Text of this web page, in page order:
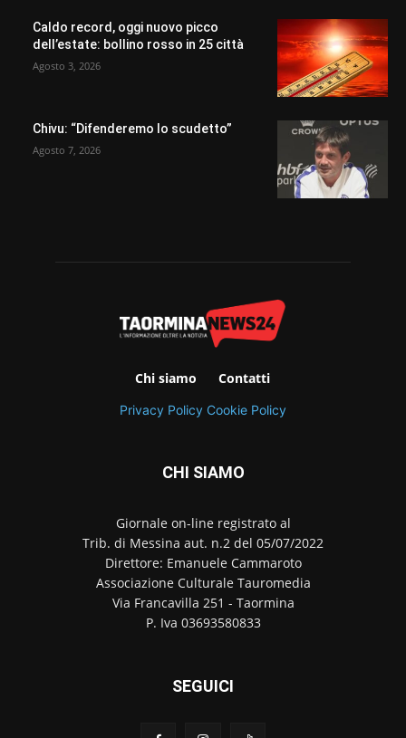
Caldo record, oggi nuovo picco
dell’estate: bollino rosso in 25 città
Agosto 3, 2026
Chivu: “Difenderemo lo scudetto”
Agosto 7, 2026
Chi siamo Contatti
Privacy Policy Cookie Policy
CHI SIAMO
Giornale on-line registrato al
Trib. di Messina aut. n.2 del 05/07/2022
Direttore: Emanuele Cammaroto
Associazione Culturale Tauromedia
Via Francavilla 251 - Taormina
P. Iva 03693580833
SEGUICI